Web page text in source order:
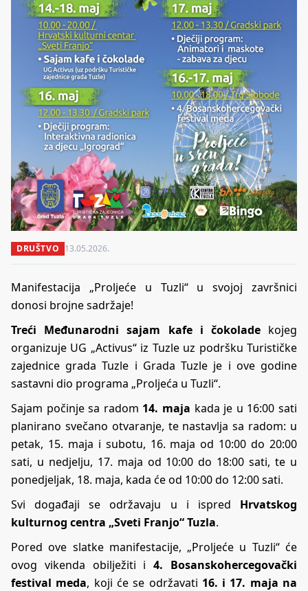
DRUŠTVO 13.05.2026.
Manifestacija „Proljeće u Tuzli“ u svojoj završnici
donosi brojne sadržaje!
Treći Međunarodni sajam kafe i čokoladekojeg
organizuje UG „Activus“ iz Tuzle uz podršku Turističke
zajednice grada Tuzle i Grada Tuzle je i ove godine
sastavni dio programa „Proljeća u Tuzli“.
Sajam počinje sa radom 14. maja kada je u 16:00 sati
planirano svečano otvaranje, te nastavlja sa radom: u
petak, 15. maja i subotu, 16. maja od 10:00 do 20:00
sati, u nedjelju, 17. maja od 10:00 do 18:00 sati, te u
ponedjeljak, 18. maja, kada će od 10:00 do 12:00 sati.
Svi događaji se održavaju u i ispred Hrvatskog
kulturnog centra „Sveti Franjo“ Tuzla.
Pored ove slatke manifestacije, „Proljeće u Tuzli“ će
ovog vikenda obilježiti i4. Bosanskohercegovački
festival meda, koji će se održavati 16. i 17. maja na